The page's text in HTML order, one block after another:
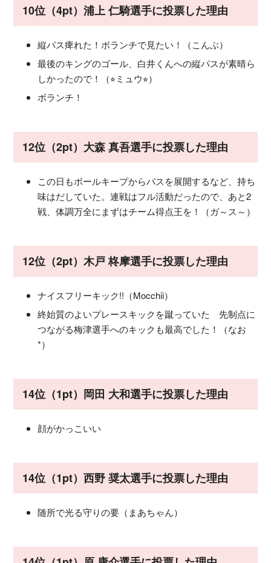
10位（4pt）浦上 仁騎選手に投票した理由
縦パス痺れた！ボランチで見たい！（こんぶ）
最後のキングのゴール、白井くんへの縦パスが素晴ら
しかったので！（⭐︎ミュウ⭐︎）
ボランチ！
12位（2pt）大森 真吾選手に投票した理由
この日もボールキープからパスを展開するなど、持ち
味はだしていた。連戦はフル活動だったので、あと2
戦、体調万全にまずはチーム得点王を！（ガ～ス～）
12位（2pt）木戸 柊摩選手に投票した理由
ナイスフリーキック!!（Mocchii）
終始質のよいプレースキックを蹴っていた 先制点に
つながる梅津選手へのキックも最高でした！（なお
*）
14位（1pt）岡田 大和選手に投票した理由
顔がかっこいい
14位（1pt）西野 奨太選手に投票した理由
随所で光る守りの要（まあちゃん）